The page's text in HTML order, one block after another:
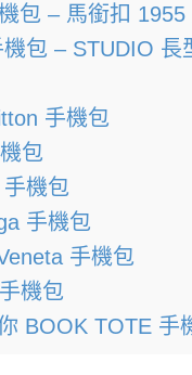
包 – 馬銜扣 1955
包 – STUDIO 長
手機包
包
機包
手機包
手機包
機包
BOOK TOTE 手